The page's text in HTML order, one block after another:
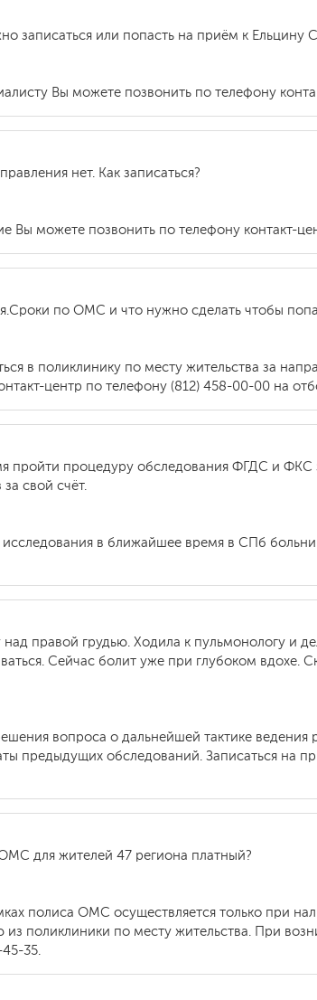
записаться или попасть на приём к Ельцину
Вы можете позвонить по телефону
нет. Как записаться?
Вы можете позвонить по телефону контакт-
по ОМС и что нужно сделать чтобы
в поликлинику по месту жительства за
центр по телефону (812) 458-00-00 на
пройти процедуру обследования ФГДС и
свой счёт.
в ближайшее время в СПб
правой грудью. Ходила к пульмонологу и
Сейчас болит уже при глубоком
вопроса о дальнейшей тактике
предыдущих обследований. Записаться на
для жителей 47 региона платный?
полиса ОМС осуществляется только при
из поликлиники по месту жительства. При
45-35.